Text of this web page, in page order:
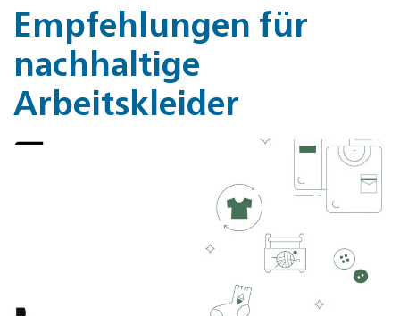
Empfehlungen für
nachhaltige
Arbeitskleider